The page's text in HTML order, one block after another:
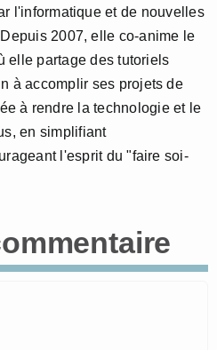
l'informatique et de nouvelles
2007, elle co-anime le
elle partage des tutoriels
à accomplir ses projets de
à rendre la technologie et le
en simplifiant
l'esprit du "faire soi-